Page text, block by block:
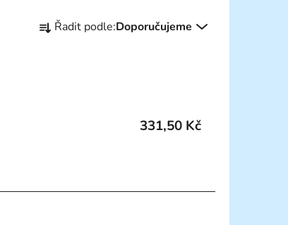
a
u
Řadit podle:Doporučujeme
331,50 Kč